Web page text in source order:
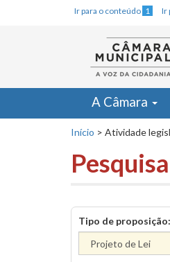
Ir para o conteúdo 1 Ir
A Câmara
Início > Atividade
Tipo de proposição: